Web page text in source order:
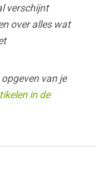
verschijnt
over alles wat
opgeven van je
in de